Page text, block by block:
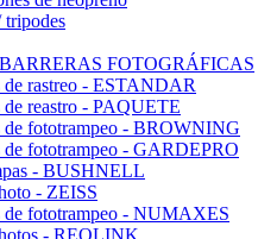
tripodes
FOTOGRÁFICAS
de rastreo - ESTANDAR
de reastro - PAQUETE
de fototrampeo - BROWNING
de fototrampeo - GARDEPRO
- BUSHNELL
- ZEISS
de fototrampeo - NUMAXES
- REOLINK